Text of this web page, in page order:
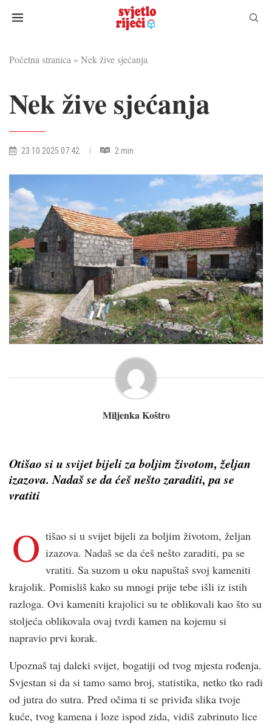
Početna stranica » Nek žive sjećanja
Nek žive sjećanja
23.10.2025 07:42 2 min
Miljenka Koštro
Otišao si u svijet bijeli za boljim životom, željan
izazova. Nadaš se da ćeš nešto zaraditi, pa se
vratiti
O tišao si u svijet bijeli za boljim životom, željan
izazova. Nadaš se da ćeš nešto zaraditi, pa se
vratiti. Sa suzom u oku napuštaš svoj kameniti
krajolik. Pomisliš kako su mnogi prije tebe išli iz istih
razloga. Ovi kameniti krajolici su te oblikovali kao što su
stoljeća oblikovala ovaj tvrdi kamen na kojemu si
napravio prvi korak.
Upoznaš taj daleki svijet, bogatiji od tvog mjesta rođenja.
Svjestan si da si tamo samo broj, statistika, netko tko radi
od jutra do sutra. Pred očima ti se priviđa slika tvoje
kuće, tvog kamena i loze ispod zida, vidiš zabrinuto lice